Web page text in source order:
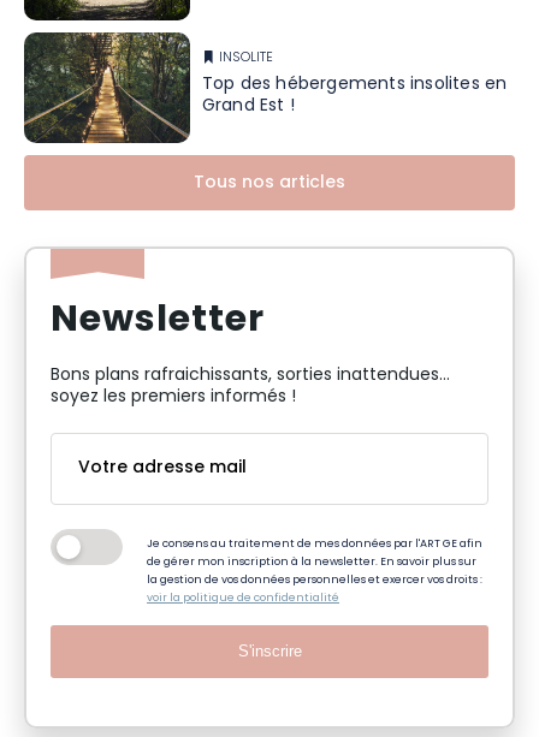
INSOLITE
Top des hébergements insolites en
Grand Est !
Tous nos articles
Newsletter
Bons plans rafraichissants, sorties inattendues…
soyez les premiers informés !
Je consens au traitement de mes données par l'ART GE afin
de gérer mon inscription à la newsletter. En savoir plus sur
la gestion de vos données personnelles et exercer vos droits :
voir la politique de confidentialité
S'inscrire